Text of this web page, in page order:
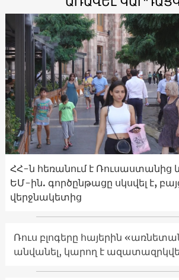
ՀՀ-ն հեռանում է Ռուսաստանից
ԵՄ-ին. գործընթացը սկսվել է,
վերջնակետից
Ռուս բլոգերը հայերին
անվանել, կարող է